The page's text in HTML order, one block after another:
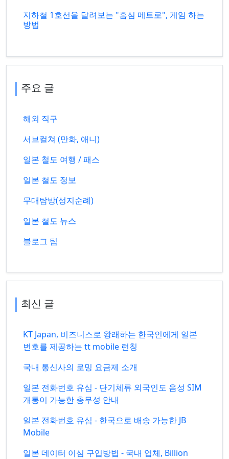
지하철 1호선을 달려보는 "흠심 메트로", 게임 하는
방법
주요 글
해외 직구
서브컬쳐 (만화, 애니)
일본 철도 여행 / 패스
일본 철도 정보
무대탐방(성지순례)
일본 철도 뉴스
블로그 팁
최신 글
KT Japan, 비즈니스로 왕래하는 한국인에게 일본
번호를 제공하는 tt mobile 런칭
국내 통신사의 로밍 요금제 소개
일본 전화번호 유심 - 단기체류 외국인도 음성 SIM
개통이 가능한 총무성 안내
일본 전화번호 유심 - 한국으로 배송 가능한 JB
Mobile
일본 데이터 이심 구입방법 - 국내 업체, Billion